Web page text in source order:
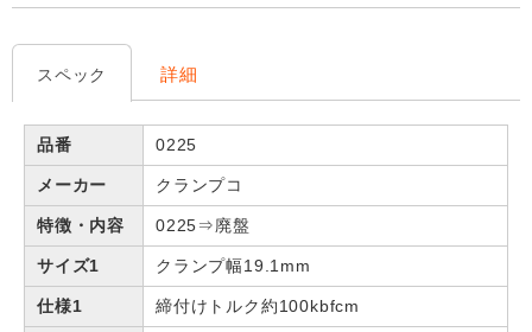
スペック 詳細
品番 0225
メーカー クランプコ
特徴・内容 0225⇒廃盤
サイズ1 クランプ幅19.1mm
仕様1 締付けトルク約100kbfcm